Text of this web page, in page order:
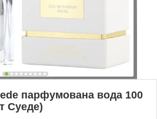
парфумована вода 100
Суеде)